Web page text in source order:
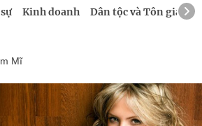
Kinh doanh Dân tộc và Tôn giáo
Mĩ